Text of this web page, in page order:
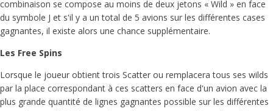
combinaison se compose au moins de deux jetons « Wild » en face
du symbole J et s'il y a un total de 5 avions sur les différentes cases
gagnantes, il existe alors une chance supplémentaire.
Les Free Spins
Lorsque le joueur obtient trois Scatter ou remplacera tous ses wilds
par la place correspondant à ces scatters en face d'un avion avec la
plus grande quantité de lignes gagnantes possible sur les différentes